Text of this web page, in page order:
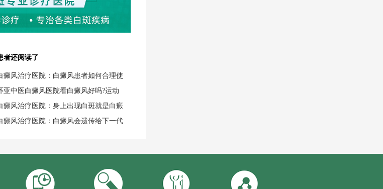
者还阅读了
癜风治疗医院：白癜风患者如何合理使
亚中医白癜风医院看白癜风好吗?运动
癜风治疗医院：身上出现白斑就是白癜
癜风治疗医院：白癜风会遗传给下一代